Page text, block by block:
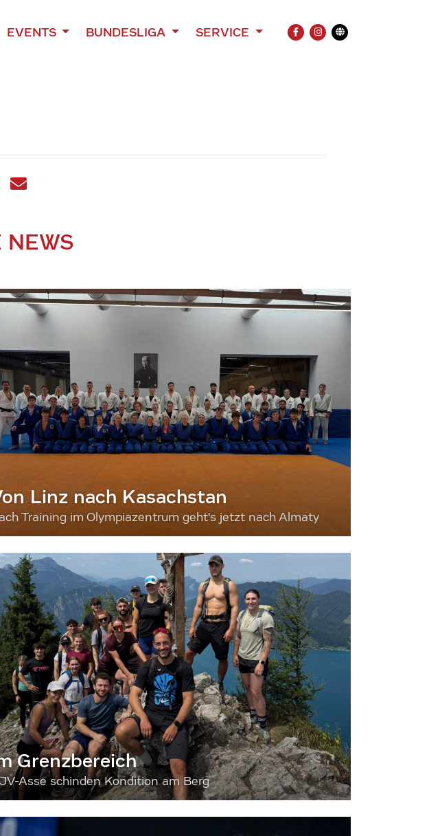
EVENTS BUNDESLIGA SERVICE
FACEBOOK
INSTAGRAM
Übersetzung
NEWS
Linz nach Kasachstan
Training im Olympiazentrum geht's jetzt nach Almaty
Grenzbereich
Asse schinden Kondition am Berg